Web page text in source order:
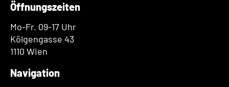
Öffnungszeiten
Mo-Fr. 09-17 Uhr
Kölgengasse 43
1110 Wien
Navigation